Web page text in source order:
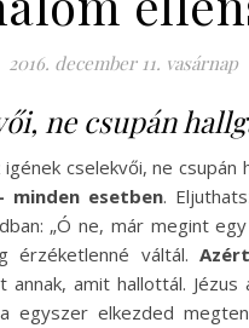
2016. december 11. vasárnap
ne csupán
cselekvői, ne csupán
minden esetben.
„Ó ne, már megint egy
váltál.
amit hallottál. Jézus
egyszer elkezded